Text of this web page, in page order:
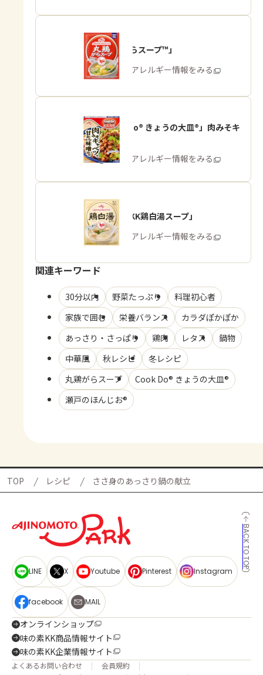
「丸鶏がらスープ™」
商品・アレルギー情報をみる
「Cook Do® きょうの大皿®」肉みそキ
ャベツ用
商品・アレルギー情報をみる
「味の素KK鶏白湯スープ」
商品・アレルギー情報をみる
関連キーワード
30分以内 野菜たっぷり
料理初心者
家族で囲む
栄養バランス
カラダぽかぽか
あっさり・さっぱり
鶏肉 レタス
鍋物
中華風
秋レシピ
冬レシピ
丸鶏がらスープ
Cook Do® きょうの大皿®
瀬戸のほんじお®
TOP レシピ ささ身のあっさり鍋の献立
BACK TO TOP
LINE X Youtube Pinterest Instagram
facebook MAIL
オンラインショップ
味の素KK商品情報サイト
味の素KK企業情報サイト
よくあるお問い合わせ
会員規約